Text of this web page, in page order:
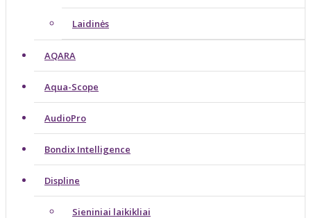
Laidinės
AQARA
Aqua-Scope
AudioPro
Bondix Intelligence
Displine
Sieniniai laikikliai